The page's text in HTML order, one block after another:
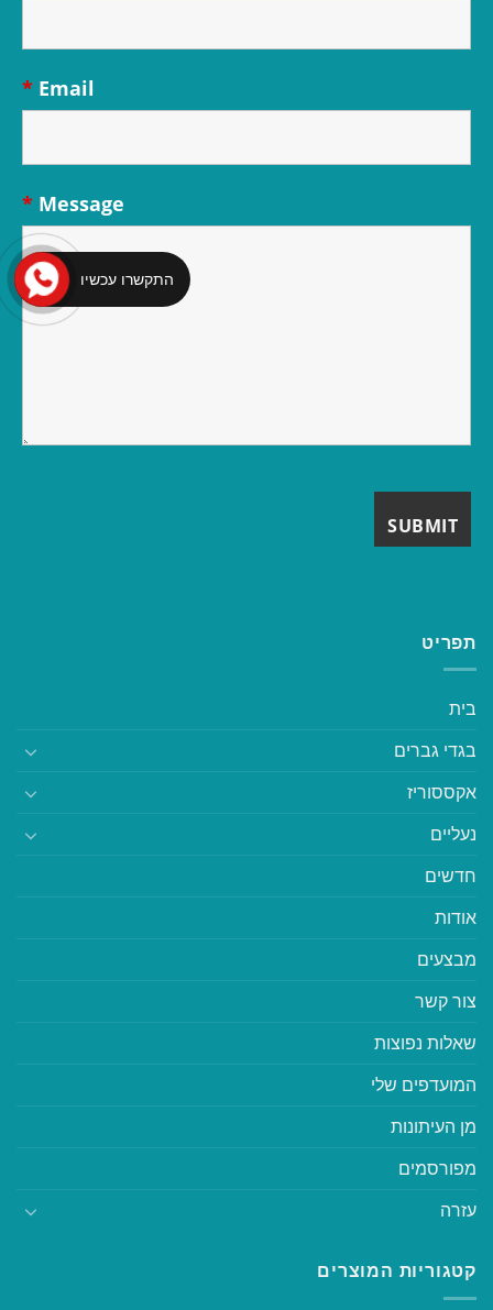
Email
*
Message
*
תפריט
בית
בגדי גברים
אקססוריז
נעליים
חדשים
אודות
מבצעים
צור קשר
שאלות נפוצות
המועדפים שלי
מן העיתונות
מפורסמים
עזרה
קטגוריות המוצרים
התקשרו עכשיו